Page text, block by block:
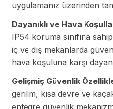
uygulamanız üzerinden
Dayanıklı ve Hava
IP54 koruma sınıfına
iç ve dış mekanlarda
hava koşuluna karşı
Gelişmiş Güvenlik
gerilim, kısa devre ve
entegre güvenlik